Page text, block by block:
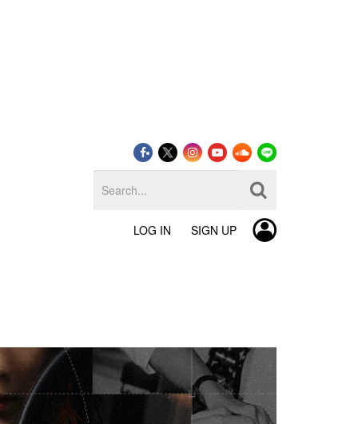
LOG IN SIGN UP